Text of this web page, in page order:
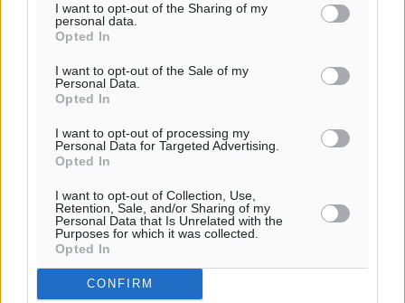
I want to opt-out of the Sharing of my
personal data.
Opted In
I want to opt-out of the Sale of my
Personal Data.
Opted In
I want to opt-out of processing my
Personal Data for Targeted Advertising.
Opted In
I want to opt-out of Collection, Use,
Retention, Sale, and/or Sharing of my
Personal Data that Is Unrelated with the
Purposes for which it was collected.
Opted In
CONFIRM
Χαρ. Ναβροζίδης στον RV «Σε τρία
χρόνια θα είμαστε η πιο ψηφιακή
Περιφέρεια της χώρας» Δημοπρατείται
Στη δημοπράτηση οδηγείται το μεγαλύτερο έργο
ψηφιοποίησης που έχει μέχρι σήμερα σχεδιαστεί σε
επίπεδο Περιφερειών στη χώρα, με στόχο να αλλάξει
ριζικά τον τρόπο λειτουργίας ...
08.08.26, 18:37